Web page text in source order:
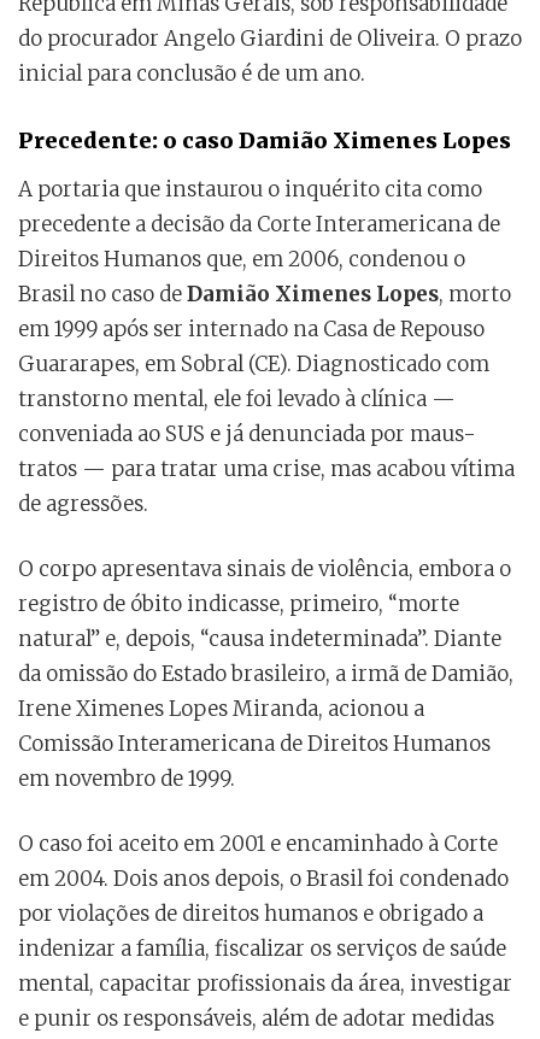
do procurador Angelo Giardini de Oliveira. O prazo
inicial para conclusão é de um ano.
Precedente: o caso Damião Ximenes Lopes
A portaria que instaurou o inquérito cita como
precedente a decisão da Corte Interamericana de
Direitos Humanos que, em 2006, condenou o
Brasil no caso deDamião Ximenes Lopes, morto
em 1999 após ser internado na Casa de Repouso
Guararapes, em Sobral (CE). Diagnosticado com
transtorno mental, ele foi levado à clínica —
conveniada ao SUS e já denunciada por maus-
tratos — para tratar uma crise, mas acabou vítima
de agressões.
O corpo apresentava sinais de violência, embora o
registro de óbito indicasse, primeiro, “morte
natural” e, depois, “causa indeterminada”. Diante
da omissão do Estado brasileiro, a irmã de Damião,
Irene Ximenes Lopes Miranda, acionou a
Comissão Interamericana de Direitos Humanos
em novembro de 1999.
O caso foi aceito em 2001 e encaminhado à Corte
em 2004. Dois anos depois, o Brasil foi condenado
por violações de direitos humanos e obrigado a
indenizar a família, fiscalizar os serviços de saúde
mental, capacitar profissionais da área, investigar
e punir os responsáveis, além de adotar medidas